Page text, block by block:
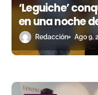
‘Leguiche’
en una noche
y granRedacción Ago 9,